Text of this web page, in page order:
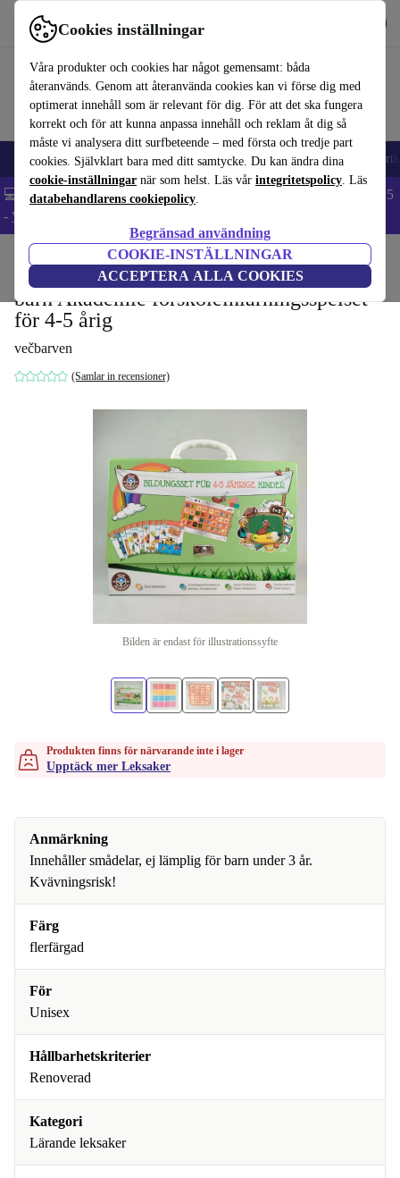
Cookies inställningar
Våra produkter och cookies har något gemensamt: båda
återanvänds. Genom att återanvända cookies kan vi förse dig med
optimerat innehåll som är relevant för dig. För att det ska fungera
korrekt och för att kunna anpassa innehåll och reklam åt dig så
måste vi analysera ditt surfbeteende – med första och tredje part
cookies. Självklart bara med ditt samtycke. Du kan ändra dina
cookie-inställningar när som helst. Läs vår integritetspolicy. Läs
databehandlarens cookiepolicy.
Begränsad användning
COOKIE-INSTÄLLNINGAR
ACCEPTERA ALLA COOKIES
Använd refurbed snabbt och enkelt
🎒 Back to school Mobiltelefoner Bärbara datorer Surfplattor
💻 Extra 5% rabatt på alla MacBooks och laptops - Code: LAPTOP5
- Villkor
Leksaker
barn Akademie förskoleinlärningsspelset
för 4-5 årig
večbarven
(Samlar in recensioner)
Bilden är endast för illustrationssyfte
Produkten finns för närvarande inte i lager
Upptäck mer Leksaker
Anmärkning
Innehåller smådelar, ej lämplig för barn under 3 år.
Kvävningsrisk!
Färg
flerfärgad
För
Unisex
Hållbarhetskriterier
Renoverad
Kategori
Lärande leksaker